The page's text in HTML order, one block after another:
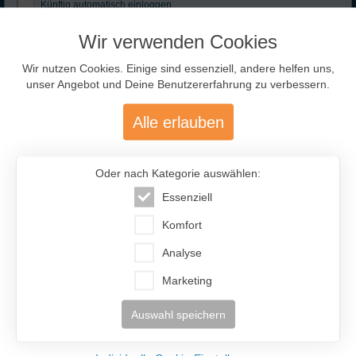
might click, don’t be shy, say hi!"
Selten Nie
Trinke ich Alkohol?
Hobbies:
Künftig automatisch einloggen
Adresse abrufen
Ausgewählte Traumfrauen- nur für Dich!
Figur:
Partner:
36 - 54 Jahre
Wir verwenden Cookies
Wir nutzen Cookies. Einige sind essenziell, andere helfen uns,
unser Angebot und Deine Benutzererfahrung zu verbessern.
Alle erlauben
Oder nach Kategorie auswählen:
Essenziell
Komfort
Analyse
Marketing
Auswahl speichern